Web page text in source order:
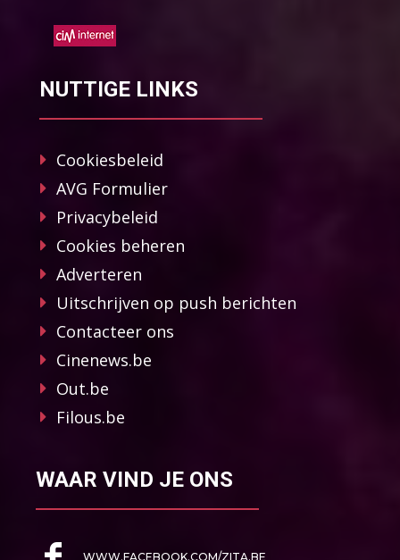
NUTTIGE LINKS
Cookiesbeleid
AVG Formulier
Privacybeleid
Cookies beheren
Adverteren
Uitschrijven op push berichten
Contacteer ons
Cinenews.be
Out.be
Filous.be
WAAR VIND JE ONS
WWW.FACEBOOK.COM/ZITA.BE